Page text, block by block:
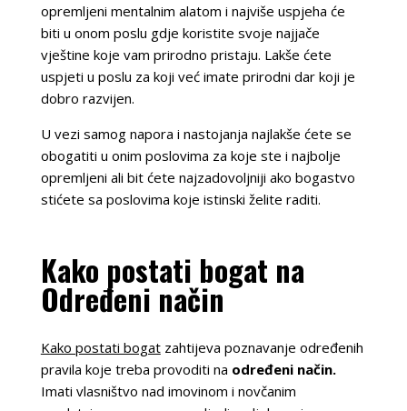
opremljeni mentalnim alatom i najviše uspjeha će
biti u onom poslu gdje koristite svoje najjače
vještine koje vam prirodno pristaju. Lakše ćete
uspjeti u poslu za koji već imate prirodni dar koji je
dobro razvijen.
U vezi samog napora i nastojanja najlakše ćete se
obogatiti u onim poslovima za koje ste i najbolje
opremljeni ali bit ćete najzadovoljniji ako bogastvo
stićete sa poslovima koje istinski želite raditi.
Kako postati bogat na
Određeni način
Kako postati bogatzahtijeva poznavanje određenih
pravila koje treba provoditi na određeni način.
Imati vlasništvo nad imovinom i novčanim